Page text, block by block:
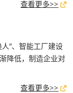
查看更多>>
”、智能工厂建设
降低，制造企业对
查看更多>>